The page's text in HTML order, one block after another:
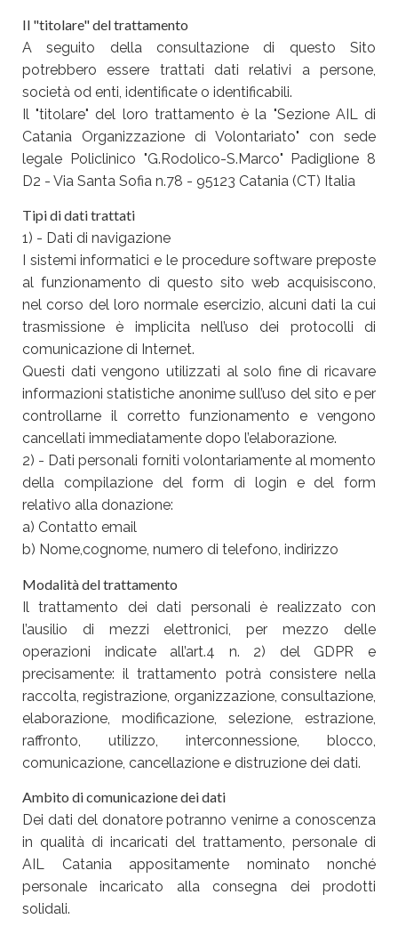
Il "titolare" del trattamento
A seguito della consultazione di questo Sito
potrebbero essere trattati dati relativi a persone,
società od enti, identificate o identificabili.
Il "titolare" del loro trattamento è la "Sezione AIL di
Catania Organizzazione di Volontariato" con sede
legale Policlinico "G.Rodolico-S.Marco" Padiglione 8
D2 - Via Santa Sofia n.78 - 95123 Catania (CT) Italia
Tipi di dati trattati
1) - Dati di navigazione
I sistemi informatici e le procedure software preposte
al funzionamento di questo sito web acquisiscono,
nel corso del loro normale esercizio, alcuni dati la cui
trasmissione è implicita nell’uso dei protocolli di
comunicazione di Internet.
Questi dati vengono utilizzati al solo fine di ricavare
informazioni statistiche anonime sull’uso del sito e per
controllarne il corretto funzionamento e vengono
cancellati immediatamente dopo l’elaborazione.
2) - Dati personali forniti volontariamente al momento
della compilazione del form di login e del form
relativo alla donazione:
a) Contatto email
b) Nome,cognome, numero di telefono, indirizzo
Modalità del trattamento
Il trattamento dei dati personali è realizzato con
l’ausilio di mezzi elettronici, per mezzo delle
operazioni indicate all’art.4 n. 2) del GDPR e
precisamente: il trattamento potrà consistere nella
raccolta, registrazione, organizzazione, consultazione,
elaborazione, modificazione, selezione, estrazione,
raffronto, utilizzo, interconnessione, blocco,
comunicazione, cancellazione e distruzione dei dati.
Ambito di comunicazione dei dati
Dei dati del donatore potranno venirne a conoscenza
in qualità di incaricati del trattamento, personale di
AIL Catania appositamente nominato nonché
personale incaricato alla consegna dei prodotti
solidali.